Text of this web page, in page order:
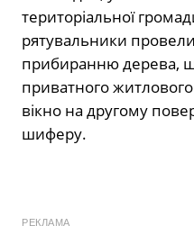
територіальної
рятувальники
прибиранню дерева,
приватного
вікно на другому
шиферу.
РЕКЛАМА